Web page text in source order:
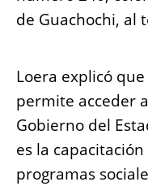
de Guachochi, al
Loera explicó
permite acceder
Gobierno del
es la
programas